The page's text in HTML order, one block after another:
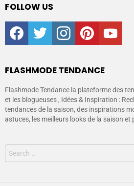
FOLLOW US
facebooktwitter instagrampinterestyoutube
FLASHMODE TENDANCE
Flashmode Tendance la plateforme des
et les blogueuses , Idées & Inspiration :
tendances de la saison, des inspirations
astuces, les meilleurs looks de la saison et